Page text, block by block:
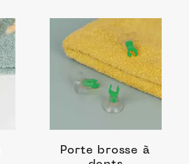
Porte brosse à